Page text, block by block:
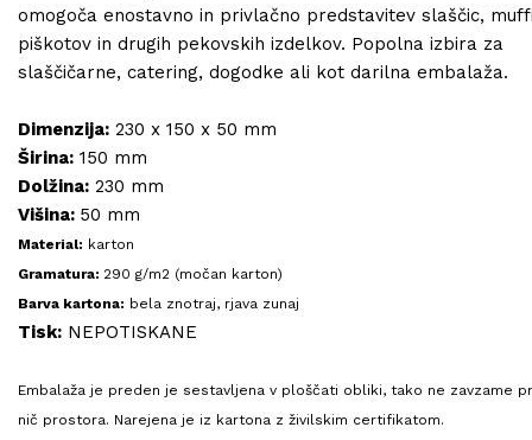
omogoča enostavno in privlačno predstavitev slaščic,
piškotov in drugih pekovskih izdelkov. Popolna izbira za
slaščičarne, catering, dogodke ali kot darilna embalaža.
Dimenzija: 230 x 150 x 50 mm
Širina: 150 mm
Dolžina: 230 mm
Višina: 50 mm
Material: karton
Gramatura: 290 g/m2 (močan karton)
Barva kartona: bela znotraj, rjava zunaj
Tisk: NEPOTISKANE
Embalaža je preden je sestavljena v ploščati obliki, tako ne zavzame
nič prostora. Narejena je iz kartona z živilskim certifikatom.